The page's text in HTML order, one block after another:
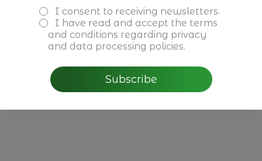
CBRE - Perspectivas do
Mercado Imobiliário para
2026 em Portugal
Read more
I consent to receiving newsletters.
I have read and accept the terms
and conditions regarding privacy
and data processing policies.
Subscribe